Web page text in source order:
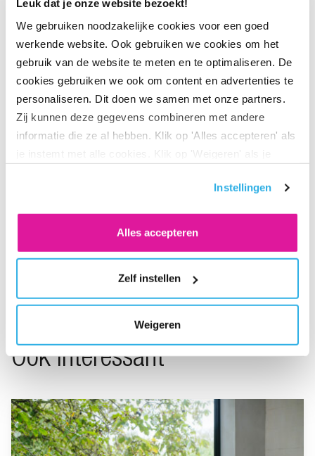
Leuk dat je onze website bezoekt!
We gebruiken noodzakelijke cookies voor een goed
werkende website. Ook gebruiken we cookies om het
gebruik van de website te meten en te optimaliseren. De
cookies gebruiken we ook om content en advertenties te
personaliseren. Dit doen we samen met onze partners.
Zij kunnen deze gegevens combineren met andere
informatie die ze al hebben. Klik op 'Alles accepteren' als
vind je meer informatie. Je kunt altijd je toestemming
Instellingen
Alles accepteren
Zelf instellen
Weigeren
pensioen er voor staat en vind je de belangrijkste
updates. Nog geen pensioen bij BeFrank? Vraag je
werkgever naar de mogelijkheden.
Deel via XDeel via FacebookDeel via WhatsApp
Ook interessant
Ga naar “Minimalistisch leven”